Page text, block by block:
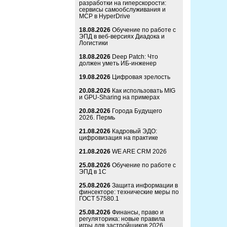
разработки на гиперскорости:
сервисы самообслуживания и
MCP в HyperDrive
18.08.2026 Обучение по работе с
ЭПД в веб-версиях Диадока и
Логистики
18.08.2026 Deep Patch: Что
должен уметь ИБ-инженер
19.08.2026 Цифровая зрелость
20.08.2026 Как использовать MIG
и GPU-Sharing на примерах
20.08.2026 Города Будущего
2026. Пермь
21.08.2026 Кадровый ЭДО:
цифровизация на практике
21.08.2026 WE ARE CRM 2026
25.08.2026 Обучение по работе с
ЭПД в 1С
25.08.2026 Защита информации в
финсекторе: технические меры по
ГОСТ 57580.1
25.08.2026 Финансы, право и
регуляторика: новые правила